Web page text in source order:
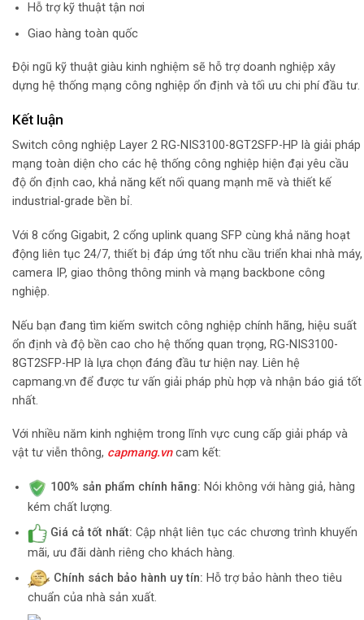
Hỗ trợ kỹ thuật tận nơi
Giao hàng toàn quốc
Đội ngũ kỹ thuật giàu kinh nghiệm sẽ hỗ trợ doanh nghiệp xây
dựng hệ thống mạng công nghiệp ổn định và tối ưu chi phí đầu tư.
Kết luận
Switch công nghiệp Layer 2 RG-NIS3100-8GT2SFP-HP là giải pháp
mạng toàn diện cho các hệ thống công nghiệp hiện đại yêu cầu
độ ổn định cao, khả năng kết nối quang mạnh mẽ và thiết kế
industrial-grade bền bỉ.
Với 8 cổng Gigabit, 2 cổng uplink quang SFP cùng khả năng hoạt
động liên tục 24/7, thiết bị đáp ứng tốt nhu cầu triển khai nhà máy,
camera IP, giao thông thông minh và mạng backbone công
nghiệp.
Nếu bạn đang tìm kiếm switch công nghiệp chính hãng, hiệu suất
ổn định và độ bền cao cho hệ thống quan trọng, RG-NIS3100-
8GT2SFP-HP là lựa chọn đáng đầu tư hiện nay. Liên hệ
capmang.vn để được tư vấn giải pháp phù hợp và nhận báo giá tốt
nhất.
Với nhiều năm kinh nghiệm trong lĩnh vực cung cấp giải pháp và
vật tư viễn thông, capmang.vncam kết:
100% sản phẩm chính hãng: Nói không với hàng giả, hàng
kém chất lượng.
Giá cả tốt nhất: Cập nhật liên tục các chương trình khuyến
mãi, ưu đãi dành riêng cho khách hàng.
Chính sách bảo hành uy tín: Hỗ trợ bảo hành theo tiêu
chuẩn của nhà sản xuất.